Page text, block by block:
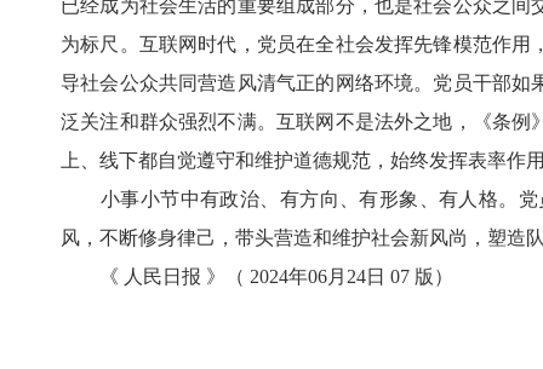
已经成为社会生活的重要组成部分，也是社会公众之
为标尺。互联网时代，党员在全社会发挥先锋模范作
导社会公众共同营造风清气正的网络环境。党员干部
泛关注和群众强烈不满。互联网不是法外之地，《条
上、线下都自觉遵守和维护道德规范，始终发挥表率作
小事小节中有政治、有方向、有形象、有人格。党
风，不断修身律己，带头营造和维护社会新风尚，塑造
《 人民日报 》（ 2024年06月24日 07 版）